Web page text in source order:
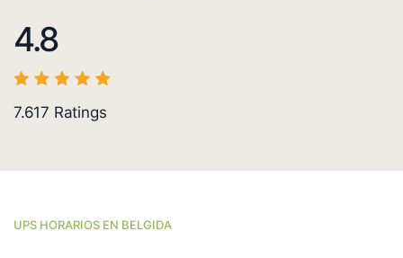
4.8
7.617 Ratings
UPS HORARIOS EN BELGIDA